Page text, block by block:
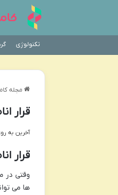
تکنولوژی
مجله
قرار
آخرین به روز
قرار
وقتی در
ها می